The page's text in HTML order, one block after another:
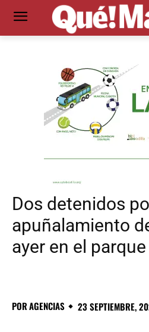
Dos detenidos
apuñalamiento
ayer en el
PORAGENCIAS 23 SEPTIEMBRE,